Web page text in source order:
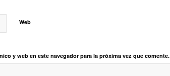
Web
y web en este navegador para la próxima vez que comente.